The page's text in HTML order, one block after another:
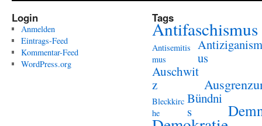
Login
Anmelden
Eintrags-Feed
Kommentar-Feed
WordPress.org
Tags
Antifaschismus
Antisemitis
mus
Antiziganism
us
Auschwit
z
Bleckkirc
he
Bündni
s